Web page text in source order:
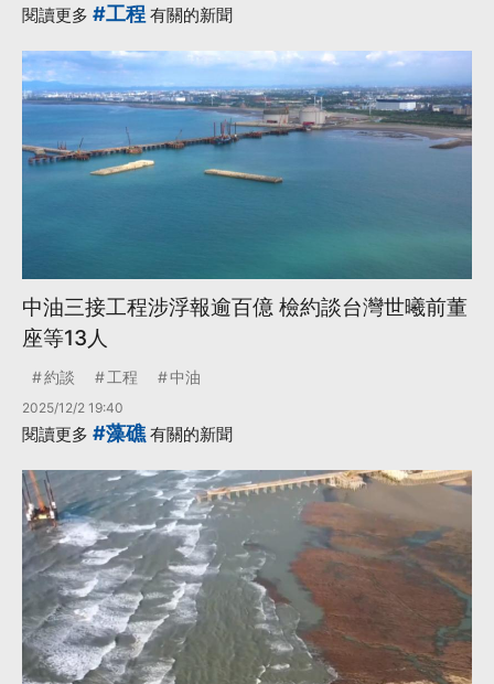
閱讀更多 #工程 有關的新聞
中油三接工程涉浮報逾百億 檢約談台灣世曦前董
座等13人
約談 工程 中油
2025/12/2 19:40
閱讀更多 #藻礁有關的新聞